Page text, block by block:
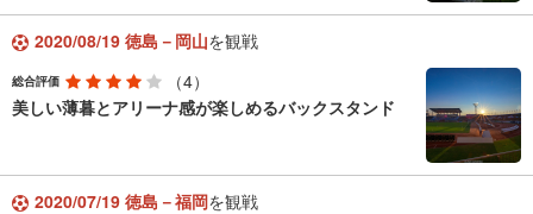
2020/08/19 徳島－岡山を観戦
総合評価
（4）
美しい薄暮とアリーナ感が楽しめるバックスタンド
2020/07/19 徳島－福岡を観戦